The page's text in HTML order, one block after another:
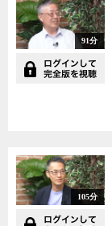
91分
105分